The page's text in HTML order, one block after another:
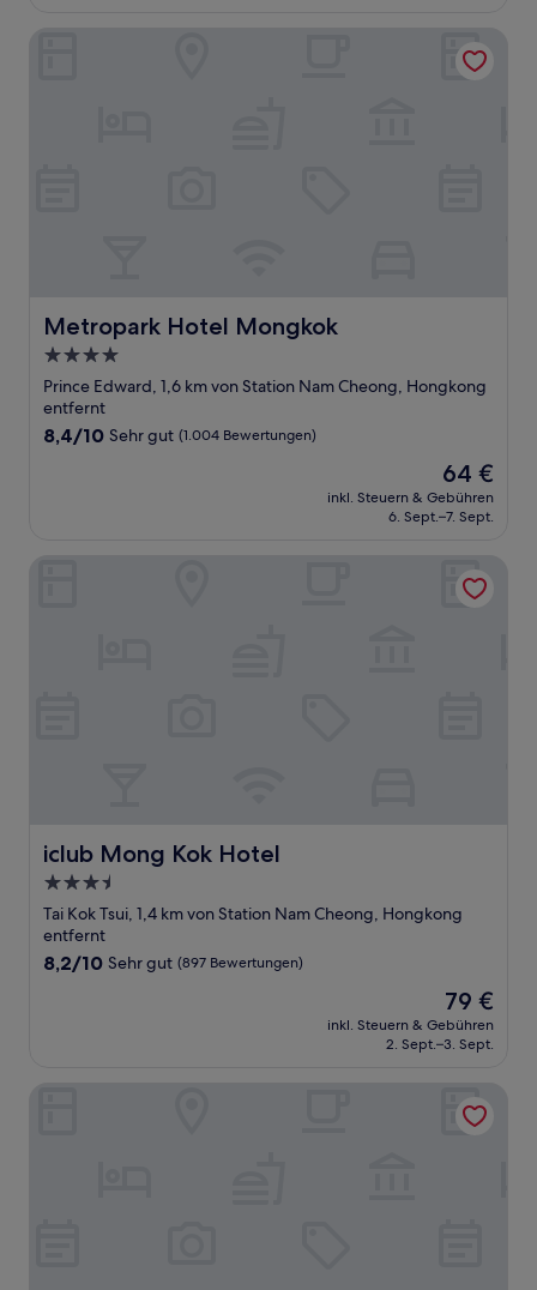
Bewertungen)
Metropark Hotel Mongkok
Metropark Hotel Mongkok
4.0-
Sterne-
Unterkunft
Prince Edward, 1,6 km von Station Nam Cheong, Hongkong
entfernt
8.4
Bewertungen)
8,4/10 Sehr gut (1.004 Bewertungen)
Der
Preis
beträgt
64 €
inkl. Steuern & Gebühren
6. Sept.–7. Sept.
iclub Mong Kok Hotel
iclub Mong Kok Hotel
3.5-
Sterne-
Unterkunft
Tai Kok Tsui, 1,4 km von Station Nam Cheong, Hongkong
entfernt
8.2
Bewertungen)
8,2/10 Sehr gut (897 Bewertungen)
Der
Preis
beträgt
79 €
inkl. Steuern & Gebühren
2. Sept.–3. Sept.